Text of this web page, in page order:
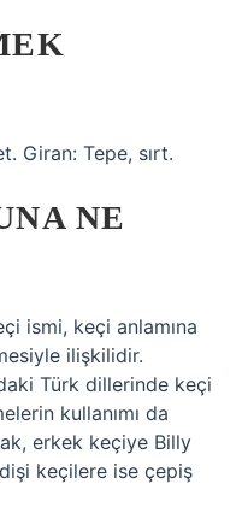
Giran: Tepe, sırt.
NE
ismi, keçi anlamına
ilişkilidir.
Türk dillerinde keçi
kullanımı da
erkek keçiye Billy
keçilere ise çepiş